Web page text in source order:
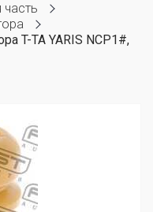
T-TA YARIS NCP1#,